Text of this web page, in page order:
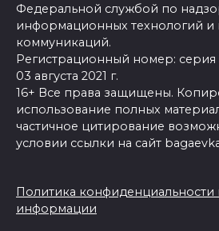
Федеральной службой по
информационных технологий и
коммуникаций.
Регистрационный номер:
03 августа 2021 г.
16+ Все права защищены.
использование полных
частичное цитирование
условии ссылки на сайт
Политика конфиденциальности
информации